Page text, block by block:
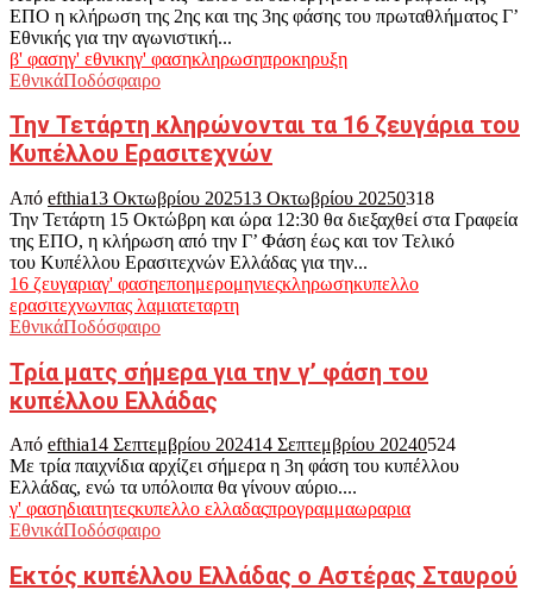
ΕΠΟ η κλήρωση της 2ης και της 3ης φάσης του πρωταθλήματος Γ’
Εθνικής για την αγωνιστική...
β' φασηγ' εθνικηγ' φασηκληρωσηπροκηρυξη
ΕθνικάΠοδόσφαιρο
Την Τετάρτη κληρώνονται τα 16 ζευγάρια του
Κυπέλλου Ερασιτεχνών
Από efthia13 Οκτωβρίου 202513 Οκτωβρίου 20250318
Την Τετάρτη 15 Οκτώβρη και ώρα 12:30 θα διεξαχθεί στα Γραφεία
της ΕΠΟ, η κλήρωση από την Γ’ Φάση έως και τον Τελικό
του Κυπέλλου Ερασιτεχνών Ελλάδας για την...
16 ζευγαριαγ' φασηεποημερομηνιεςκληρωσηκυπελλο
ερασιτεχνωνπας λαμιατεταρτη
ΕθνικάΠοδόσφαιρο
Τρία ματς σήμερα για την γ’ φάση του
κυπέλλου Ελλάδας
Από efthia14 Σεπτεμβρίου 202414 Σεπτεμβρίου 20240524
Με τρία παιχνίδια αρχίζει σήμερα η 3η φάση του κυπέλλου
Ελλάδας, ενώ τα υπόλοιπα θα γίνουν αύριο....
γ' φασηδιαιτητεςκυπελλο ελλαδαςπρογραμμαωραρια
ΕθνικάΠοδόσφαιρο
Εκτός κυπέλλου Ελλάδας ο Αστέρας Σταυρού